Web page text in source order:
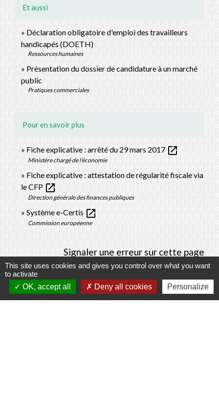
Et aussi
Déclaration obligatoire d'emploi des travailleurs
handicapés (DOETH)
Ressources humaines
Présentation du dossier de candidature à un marché
public
Pratiques commerciales
Pour en savoir plus
Fiche explicative : arrêté du 29 mars 2017open_in_new
Ministère chargé de l'économie
Fiche explicative : attestation de régularité fiscale via
le CFPopen_in_new
Direction générale des finances publiques
Système e-Certisopen_in_new
Commission européenne
Signaler une erreur sur cette page
This site uses cookies and gives you control over what you want
to activate
OK, accept all
Deny all cookies Personalize